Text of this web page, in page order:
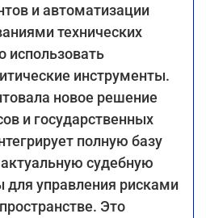
и автоматизации
технических
использовать
инструменты.
новое решение
и государственных
полную базу
судебную
для управления рисками
Это